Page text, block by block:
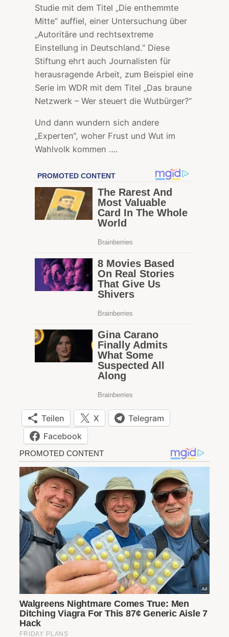
Studie mit dem Titel „Die enthemmte
Mitte“ auffiel, einer Untersuchung über
„Autoritäre und rechtsextreme
Einstellung in Deutschland.“ Diese
Stiftung ehrt auch Journalisten für
herausragende Arbeit, zum Beispiel eine
Serie im WDR mit dem Titel „Das braune
Netzwerk – Wer steuert die Wutbürger?“
Und dann wundern sich andere
„Experten“, woher Frust und Wut im
Wahlvolk kommen ….
Teilen X
Telegram
Facebook